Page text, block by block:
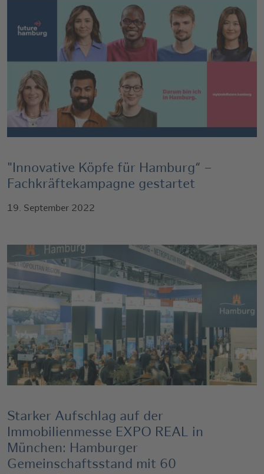
"Innovative Köpfe für Hamburg“ –
Fachkräftekampagne gestartet
19. September 2022
Starker Aufschlag auf der
Immobilienmesse EXPO REAL in
München: Hamburger
Gemeinschaftsstand mit 60